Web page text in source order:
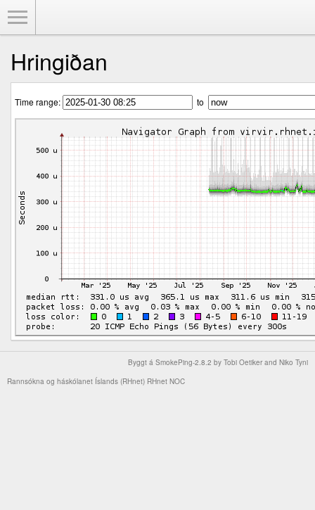
Hringiðan
Time range: to
Byggt á SmokePing-2.8.2 by Tobi Oetiker and Niko Tyni
Rannsókna og háskólanet Íslands (RHnet) RHnet NOC